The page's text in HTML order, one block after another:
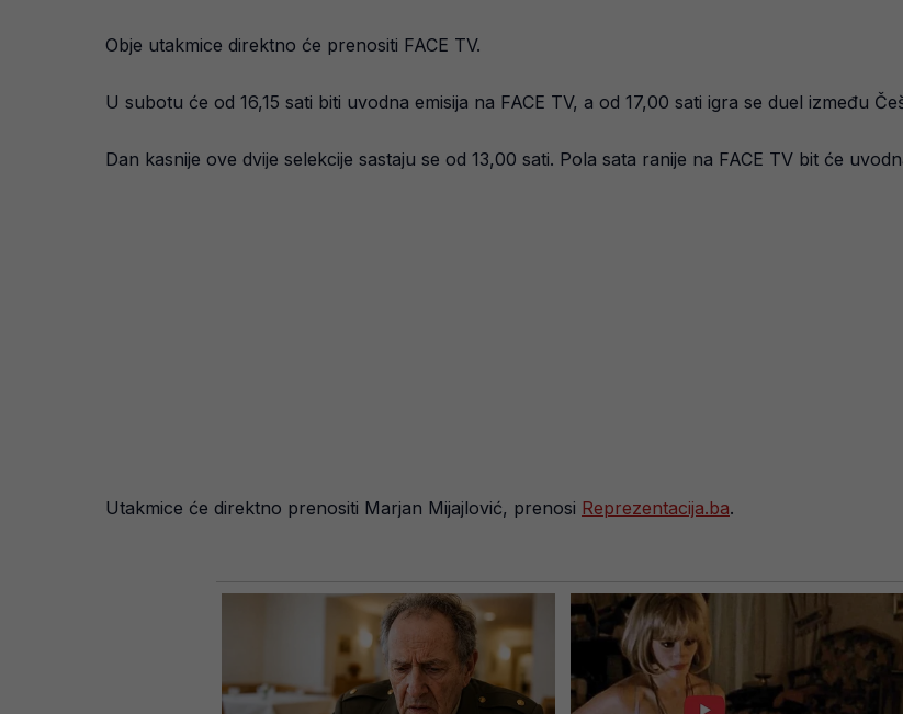
Obje utakmice direktno će prenositi FACE TV.
U subotu će od 16,15 sati biti uvodna emisija na FACE TV, a od 17,00 sati igra se duel između
Dan kasnije ove dvije selekcije sastaju se od 13,00 sati. Pola sata ranije na FACE TV bit će
Utakmice će direktno prenositi Marjan Mijajlović, prenosi Reprezentacija.ba.